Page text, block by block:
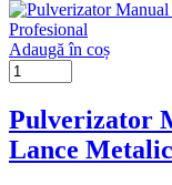
Adaugă în coș
Pulverizator
Lance